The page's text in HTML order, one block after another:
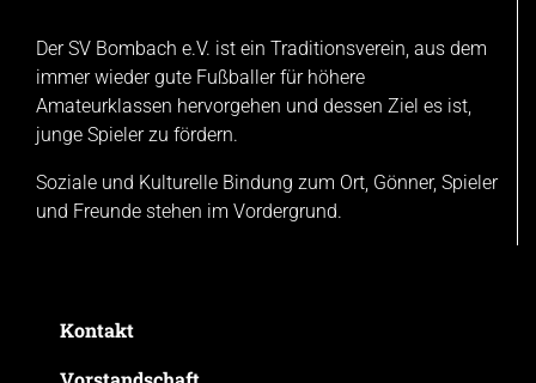
Der SV Bombach e.V. ist ein Traditionsverein, aus dem
immer wieder gute Fußballer für höhere
Amateurklassen hervorgehen und dessen Ziel es ist,
junge Spieler zu fördern.
Soziale und Kulturelle Bindung zum Ort, Gönner, Spieler
und Freunde stehen im Vordergrund.
Kontakt